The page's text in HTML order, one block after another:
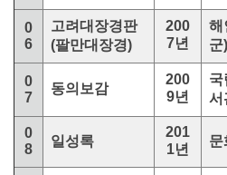
0
6
고려대장경판
(팔만대장경)
200
7년
해
군)
0
7
동의보감
200
9년
국
서
0
8
일성록
201
1년
문